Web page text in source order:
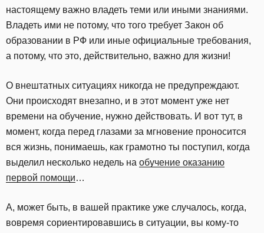
настоящему важно владеть теми или иными знаниями.
Владеть ими не потому, что того требует Закон об
образовании в РФ или иные официальные требования,
а потому, что это, действительно, важно для жизни!
О внештатных ситуациях никогда не предупреждают.
Они происходят внезапно, и в этот момент уже нет
времени на обучение, нужно действовать. И вот тут, в
момент, когда перед глазами за мгновение проносится
вся жизнь, понимаешь, как грамотно ты поступил, когда
выделил несколько недель на обучение оказанию
первой помощи…
А, может быть, в вашей практике уже случалось, когда,
вовремя сориентировавшись в ситуации, вы кому-то